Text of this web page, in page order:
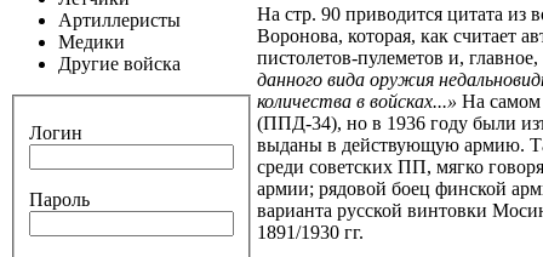
Артиллеристы
Медики
Другие войска
Логин
Пароль
На стр. 90 приводится цитата из
Воронова, которая, как считает
пистолетов-пулеметов и,
данного вида оружия
количества в войсках...» На
(ППД-34), но в 1936 году были
выданы в действующую армию.
среди советских ПП, мягко
армии; рядовой боец финской
варианта русской винтовки
1891/1930 гг.